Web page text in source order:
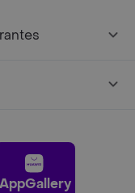
AppGallery